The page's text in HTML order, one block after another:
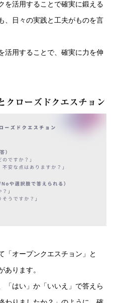
を活用することで確実に鍛える
、日々の実践と工夫がものを言
活用することで、確実に力を伸
クローズドクエスチョン
「オープンクエスチョン」と
あります。
「はい」か「いいえ」で答えら